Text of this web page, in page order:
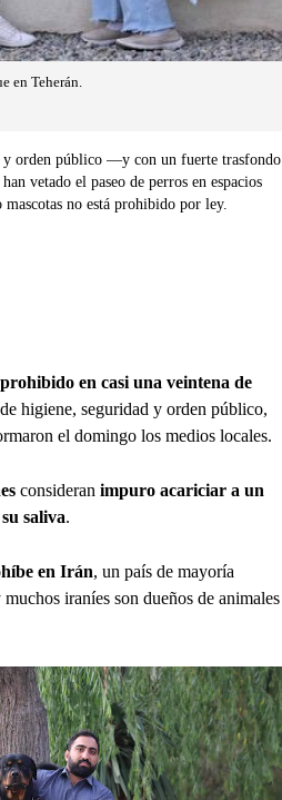
en Teherán.
y orden público —y con un fuerte trasfondo
vetado el paseo de perros en espacios
no está prohibido por ley.
en casi una veintena de
higiene, seguridad y orden público,
el domingo los medios locales.
consideran impuro acariciar a un
saliva.
en Irán, un país de mayoría
muchos iraníes son dueños de animales